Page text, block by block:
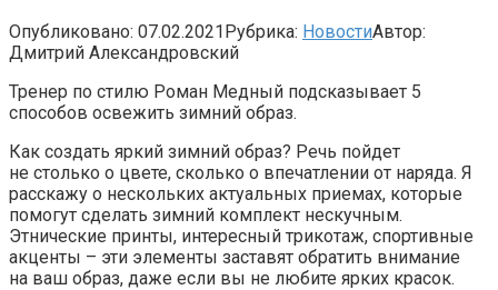
Опубликовано: 07.02.2021Рубрика: НовостиАвтор:
Дмитрий Александровский
Тренер по стилю Роман Медный подсказывает 5
способов освежить зимний образ.
Как создать яркий зимний образ? Речь пойдет
не столько о цвете, сколько о впечатлении от наряда. Я
расскажу о нескольких актуальных приемах, которые
помогут сделать зимний комплект нескучным.
Этнические принты, интересный трикотаж, спортивные
акценты – эти элементы заставят обратить внимание
на ваш образ, даже если вы не любите ярких красок.